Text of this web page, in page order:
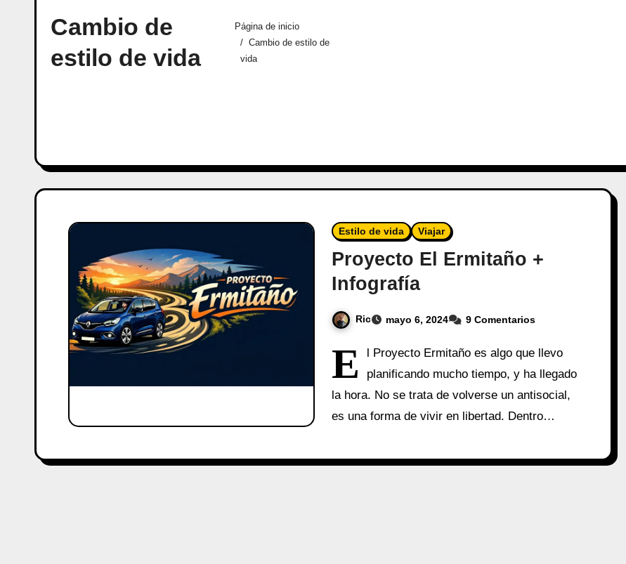
Cambio de
estilo de vida
Página de inicio
Cambio de estilo de
vida
Estilo de vida Viajar
Proyecto El Ermitaño +
Infografía
Ric mayo 6, 2024 9 Comentarios
E
l Proyecto Ermitaño es algo que llevo
planificando mucho tiempo, y ha llegado
la hora. No se trata de volverse un antisocial,
es una forma de vivir en libertad. Dentro…